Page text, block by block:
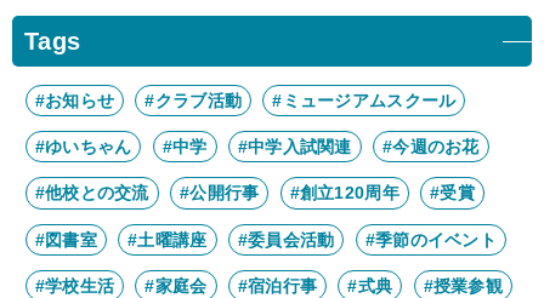
2月
1月
4月
3月
4月
3月
2月
1月
Tags
#お知らせ #クラブ活動 #ミュージアムスクール
#ゆいちゃん #中学 #中学入試関連 #今週のお花
#他校との交流 #公開行事 #創立120周年 #受賞
#図書室 #土曜講座 #委員会活動 #季節のイベント
#学校生活 #家庭会 #宿泊行事 #式典 #授業参観